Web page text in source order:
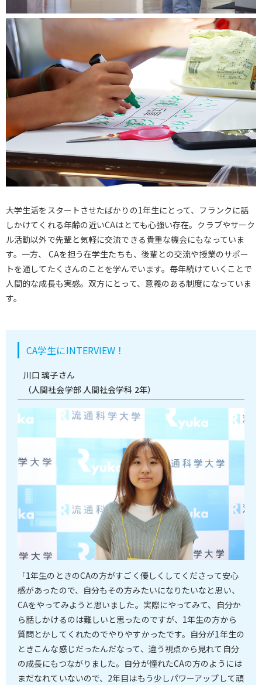
大学生活をスタートさせたばかりの1年生にとって、フランクに話
しかけてくれる年齢の近いCAはとても心強い存在。クラブやサーク
ル活動以外で先輩と気軽に交流できる貴重な機会にもなっていま
す。一方、 CAを担う在学生たちも、後輩との交流や授業のサポー
トを通してたくさんのことを学んでいます。毎年続けていくことで
人間的な成長も実感。双方にとって、意義のある制度になっていま
す。
CA学生にINTERVIEW！
川口 璃子さん
（人間社会学部 人間社会学科 2年）
「1年生のときのCAの方がすごく優しくしてくださって安心
感があったので、自分もその方みたいになりたいなと思い、
CAをやってみようと思いました。実際にやってみて、自分か
ら話しかけるのは難しいと思ったのですが、1年生の方から
質問とかしてくれたのでやりやすかったです。自分が1年生の
ときこんな感じだったんだなって、違う視点から見れて自分
の成長にもつながりました。自分が憧れたCAの方のようには
まだなれていないので、2年目はもう少しパワーアップして頑